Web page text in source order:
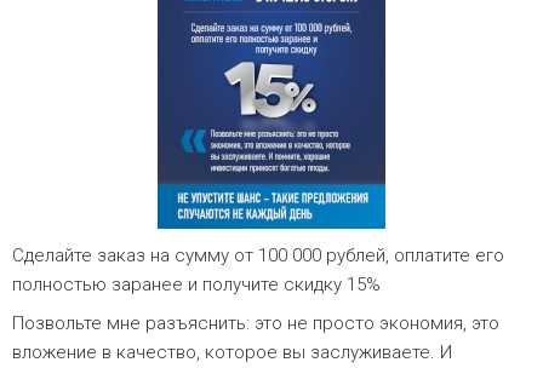
Сделайте заказ на сумму от 100 000 рублей, оплатите его
полностью заранее и получите скидку 15%
Позвольте мне разъяснить: это не просто экономия, это
вложение в качество, которое вы заслуживаете. И